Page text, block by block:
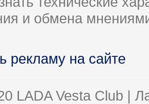
и обмена
рекламу на сайте
LADA Vesta Club |